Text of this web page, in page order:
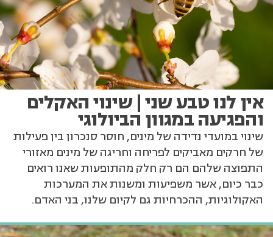
אין לנו טבע שני | שינוי האקלים
והפגיעה במגוון הביולוגי
שינוי במועדי נדידה של מינים, חוסר סנכרון בין פעילות
של חרקים מאביקים לפריחה וחריגה של מינים מאזורי
התפוצה שלהם הם רק חלק מהתופעות שאנו רואים
כבר כיום, אשר משפיעות ומשנות את המערכות
האקולוגיות, ההכרחיות גם לקיום שלנו, בני האדם.